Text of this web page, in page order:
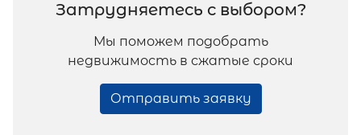
Затрудняетесь с выбором?
Мы поможем подобрать
недвижимость в сжатые сроки
Отправить заявку